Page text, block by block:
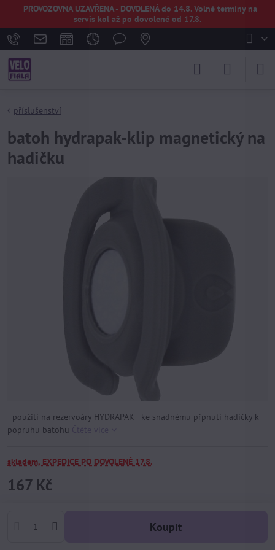
PROVOZOVNA UZAVŘENA - DOVOLENÁ do 14.8. Volné termíny na
servis kol až po dovolené od 17.8.
příslušenství
batoh hydrapak-klip magnetický na
hadičku
- použití na rezervoáry HYDRAPAK - ke snadnému přpnutí hadičky k
popruhu batohu
skladem, EXPEDICE PO DOVOLENÉ 17.8.
167 Kč
Koupit